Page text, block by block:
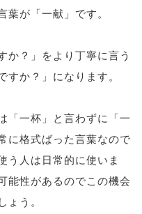
が「一献」です。
か？」をより丁寧に言う
か？」になります。
「一杯」と言わずに「一
に格式ばった言葉なので
う人は日常的に使いま
能性があるのでこの機会
う。